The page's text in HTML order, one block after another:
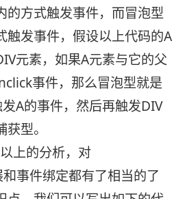
的方式触发事件，而冒泡型
触发事件，假设以上代码的A
元素，如果A元素与它的父
事件，那么冒泡型就是
A的事件，然后再触发DIV
型。
上的分析，对
事件绑定都有了相当的了